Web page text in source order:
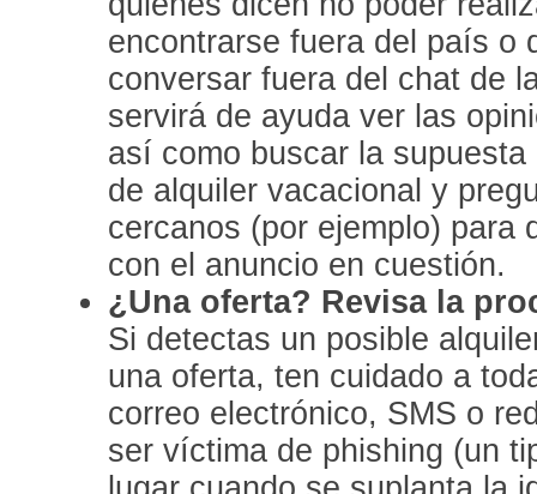
encontrarse fuera del país o
conversar fuera del chat de
servirá de ayuda ver las
así como buscar la
de alquiler vacacional y
cercanos (por ejemplo) para
con el anuncio en cuestión.
¿Una oferta? Revisa la
Si detectas un posible
una oferta, ten cuidado a
correo electrónico, SMS o
ser víctima de phishing (un